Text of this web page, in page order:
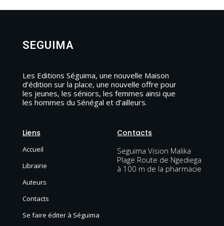
SEGUIMA
Les Editions Séguima, une nouvelle Maison
d’édition sur la place, une nouvelle offre pour
les jeunes, les séniors, les femmes ainsi que
les hommes du Sénégal et d’ailleurs.
Liens
Accueil
Librairie
Auteurs
Contacts
Se faire éditer à Séguima
Contacts
Seguima Vision Malika
Plage Route de Ngediega
à 100 m de la pharmacie